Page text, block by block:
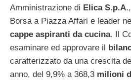
Amministrazione di Elica S.p.A
Borsa a Piazza Affari e leader
cappe aspiranti da cucina. Il
esaminare ed approvare il
caratterizzato da una crescita
anno, del 9,9% a 368,3 milioni